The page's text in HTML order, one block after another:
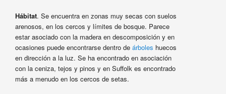
Hábitat. Se encuentra en zonas muy secas con suelos
arenosos, en los cercos y límites de bosque. Parece
estar asociado con la madera en descomposición y en
ocasiones puede encontrarse dentro de árboles huecos
en dirección a la luz. Se ha encontrado en asociación
con la ceniza, tejos y pinos y en Suffolk es encontrado
más a menudo en los cercos de setas.